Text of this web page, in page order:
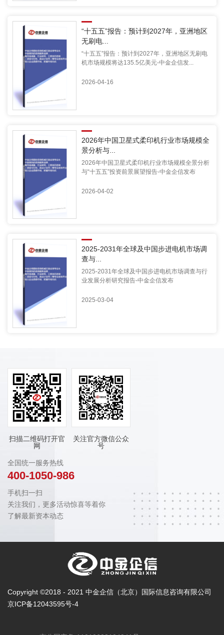
“十五五”报告：预计到2027年，亚洲地区
无刷电...
“十五五”报告：预计到2027年，亚洲地区无刷电
机市场规模将达135.5亿美元-中金企信发...
2026-04-16
2026年中国卫星式柔印机行业市场规模全
景分析与...
2026年中国卫星式柔印机行业市场规模全景分析
与“十五五”投资前景展望报告-中金企信发布
2026-04-02
2025-2031年全球及中国步进电机市场调
查与...
2025-2031年全球及中国步进电机市场调查与行
业发展分析研究报告-中金企信发布
2025-03-04
扫描二维码打开官
网
关注官方微信公众
号
全国统一服务热线
400-1050-986
手机扫一扫
关注我们，更多活动惊喜等着你
了解最新资本动态
Copyright ©2018 - 2021 中金企信（北京）国际信息咨询有限公司
京ICP备12043595号-4